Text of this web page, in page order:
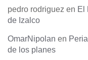
pedro rodriguez en El
de Izalco
OmarNipolan en
de los planes